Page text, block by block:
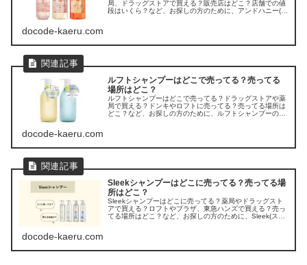
局、ドラッグストアで買える？販売店はどこ？店舗での値
段はいくら？など、お探しの方のために、アンドハニー(＆
docode-kaeru.com
ルフトシャンプーはどこで売ってる？売ってる
場所はどこ？
ルフトシャンプーはどこで売ってる？ドラッグストアや薬
局で買える？ドンキやロフトに売ってる？売ってる場所は
どこ？など、お探しの方のために、ルフトシャンプーの販
docode-kaeru.com
Sleekシャンプーはどこに売ってる？売ってる場
所はどこ？
Sleekシャンプーはどこに売ってる？薬局やドラッグスト
アで買える？ロフトやプラザ、東急ハンズで買える？売っ
てる場所はどこ？など、お探しの方のために、Sleek(スリ
docode-kaeru.com